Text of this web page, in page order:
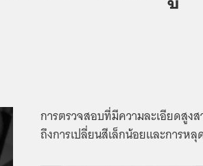
การตรวจสอบที่มีความละเอียดสูง
ถึงการเปลี่ยนสีเล็กน้อยและการห